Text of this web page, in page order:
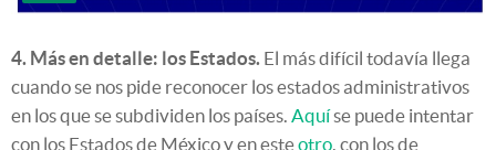
4. Más en detalle: los Estados. El más difícil todavía llega
cuando se nos pide reconocer los estados administrativos
en los que se subdividen los países. Aquíse puede intentar
con los Estados de México y en esteotro, con los de